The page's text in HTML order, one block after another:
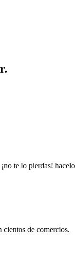
te lo pierdas!
cientos de comercios.